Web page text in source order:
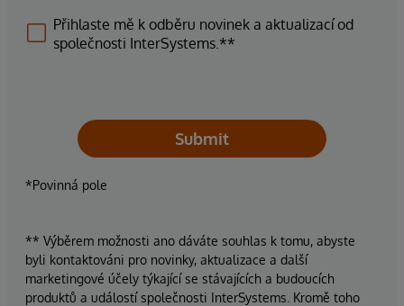
Přihlaste mě k odběru novinek a aktualizací od
společnosti InterSystems.**
Submit
*Povinná pole
** Výběrem možnosti ano dáváte souhlas k tomu, abyste
byli kontaktováni pro novinky, aktualizace a další
marketingové účely týkající se stávajících a budoucích
produktů a událostí společnosti InterSystems. Kromě toho